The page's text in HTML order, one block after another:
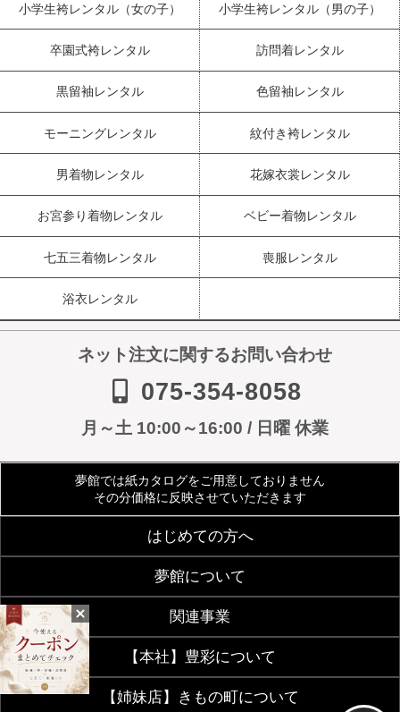
小学生袴レンタル（女の子） 小学生袴レンタル（男の子）
卒園式袴レンタル 訪問着レンタル
黒留袖レンタル 色留袖レンタル
モーニングレンタル 紋付き袴レンタル
男着物レンタル 花嫁衣裳レンタル
お宮参り着物レンタル ベビー着物レンタル
七五三着物レンタル 喪服レンタル
浴衣レンタル
ネット注文に関するお問い合わせ
075-354-8058
月～土 10:00～16:00 / 日曜 休業
夢館では紙カタログをご用意しておりません
その分価格に反映させていただきます
はじめての方へ
着物サイズ表
夢館について
会社案内
お客様の声 メディア・雑誌掲載
お問い合わせ
関連事業
【着付・美容】夢館beauty 京都観光着物レンタル
夢館フォトスタジオ 京都烏丸五条観光案内所
【本社】豊彩について
豊彩公式サイト きものクリニック
【姉妹店】きもの町について